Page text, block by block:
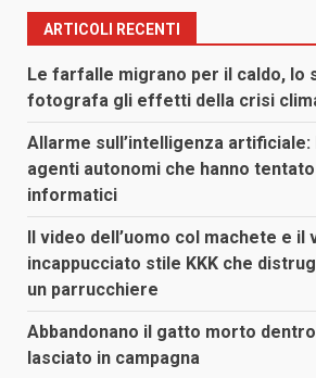
articoli
ARTICOLI RECENTI
Le farfalle migrano per il caldo, lo
fotografa gli effetti della crisi
Allarme sull’intelligenza
agenti autonomi che hanno
informatici
Il video dell’uomo col machete e il
incappucciato stile KKK che
un parrucchiere
Abbandonano il gatto morto
lasciato in campagna